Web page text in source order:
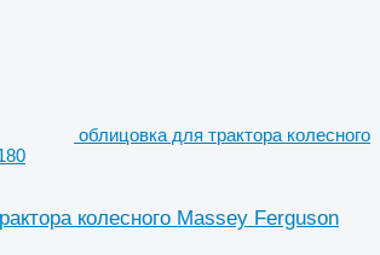
облицовка для трактора колесного
колесного Massey Ferguson